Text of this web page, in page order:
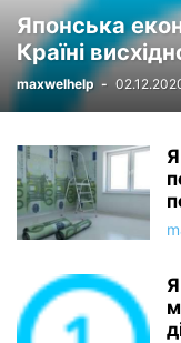
Японська
Країні
maxwelhelp -